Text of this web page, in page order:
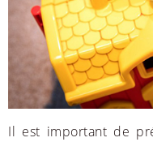
Il est important de